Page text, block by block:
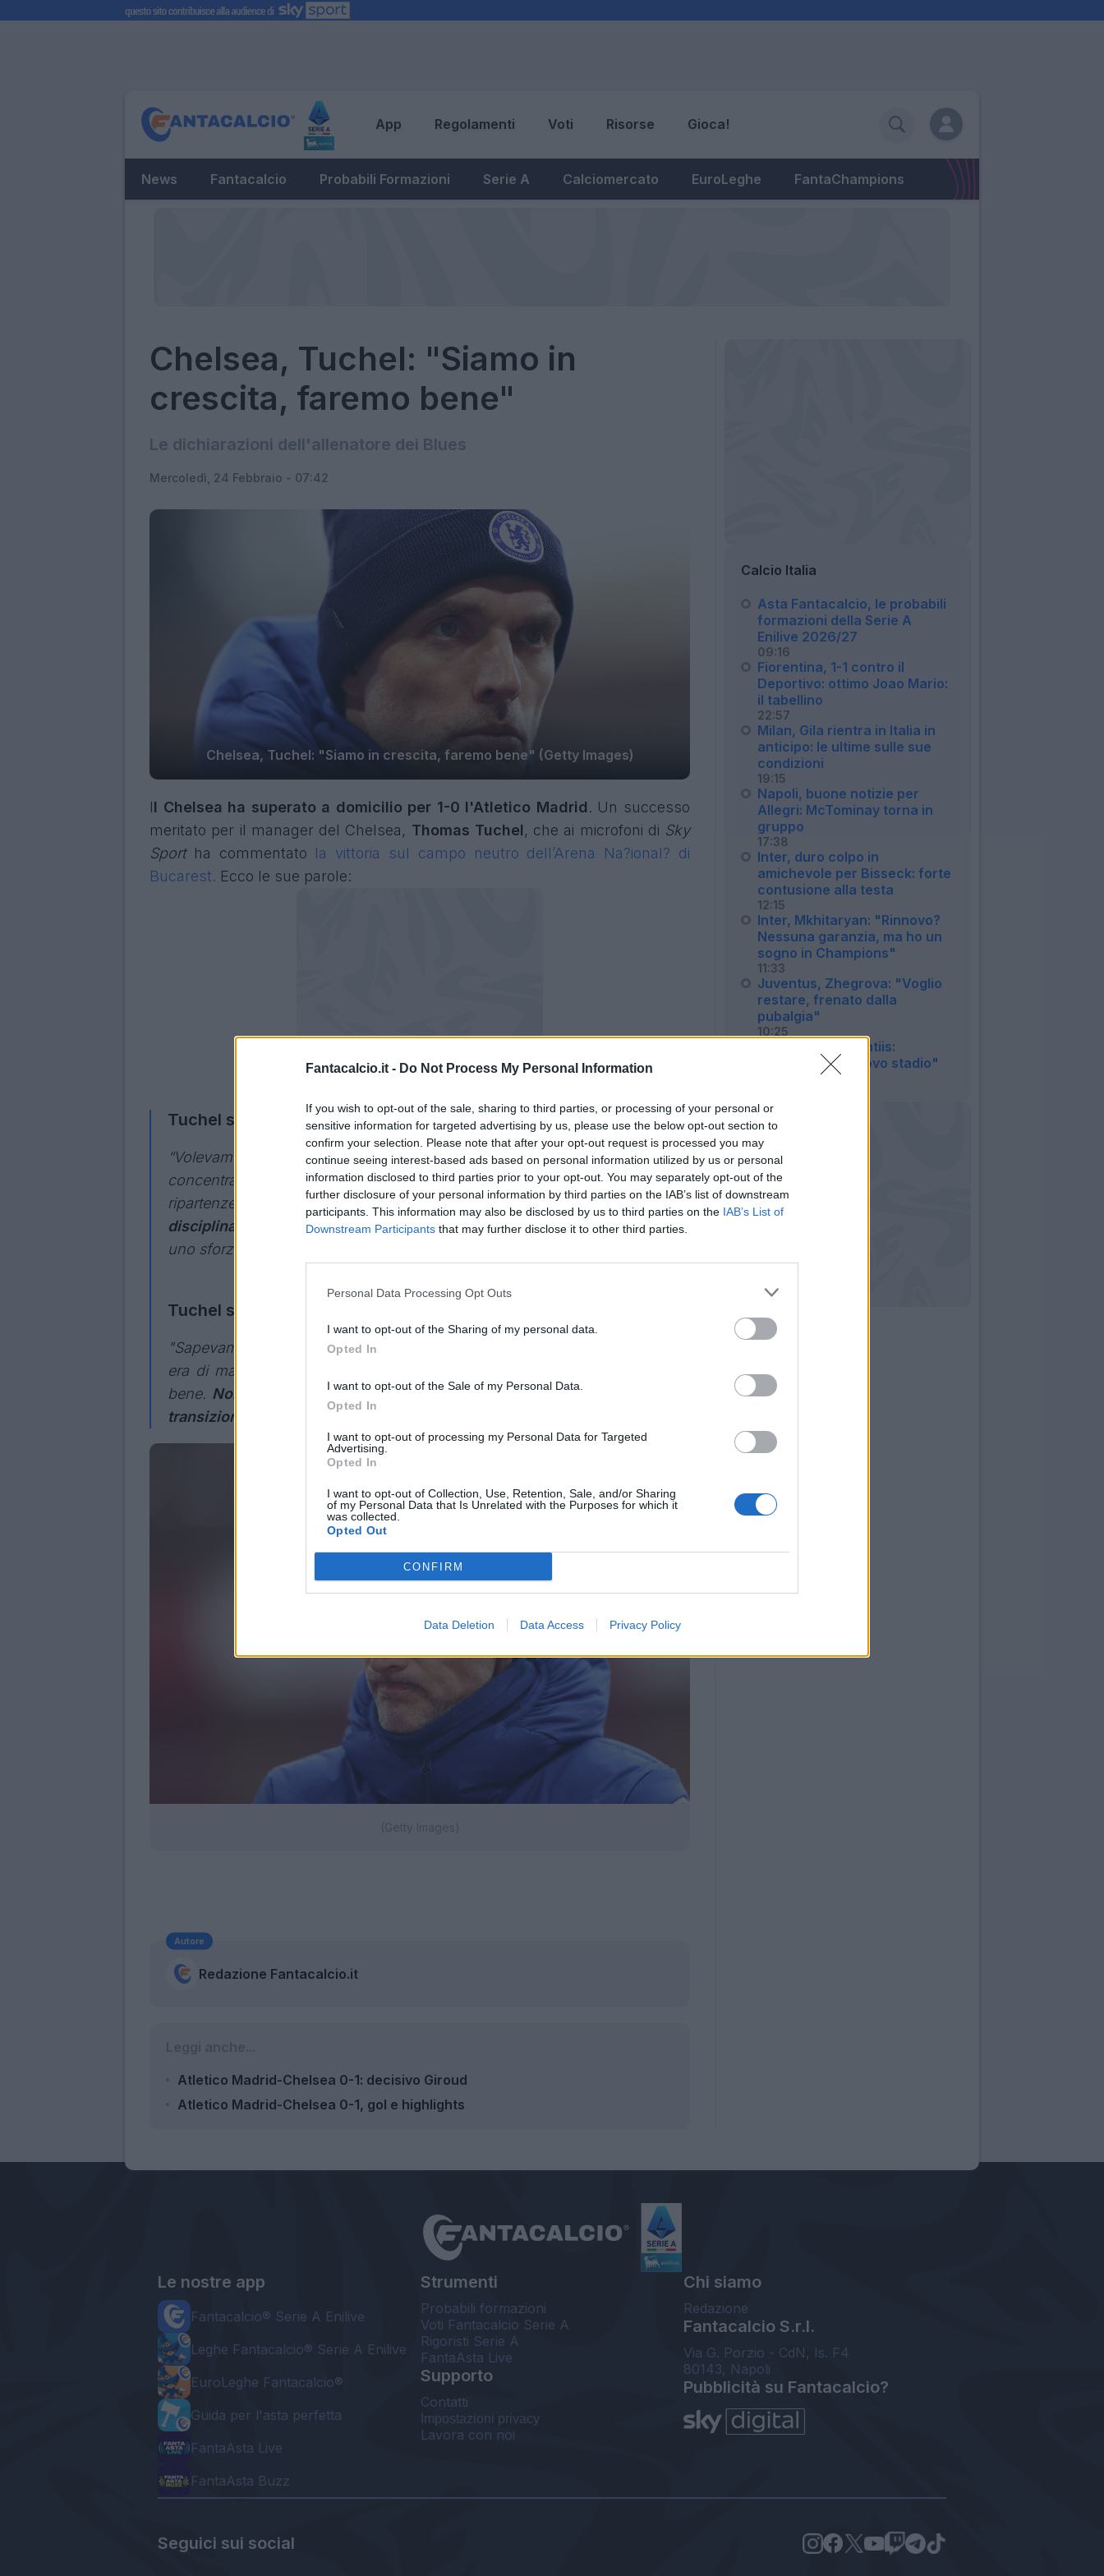
Fantacalcio.it - Do Not Process My Personal Information
If you wish to opt-out of the sale, sharing to third parties, or processing of your personal or
sensitive information for targeted advertising by us, please use the below opt-out section to
confirm your selection. Please note that after your opt-out request is processed you may
continue seeing interest-based ads based on personal information utilized by us or personal
information disclosed to third parties prior to your opt-out. You may separately opt-out of the
further disclosure of your personal information by third parties on the IAB’s list of downstream
participants. This information may also be disclosed by us to third parties on the IAB’s List of
Downstream Participants that may further disclose it to other third parties.
Personal Data Processing Opt Outs
I want to opt-out of the Sharing of my personal data.
Opted In
I want to opt-out of the Sale of my Personal Data.
Opted In
I want to opt-out of processing my Personal Data for Targeted
Advertising.
Opted In
I want to opt-out of Collection, Use, Retention, Sale, and/or Sharing
of my Personal Data that Is Unrelated with the Purposes for which it
was collected.
Opted Out
CONFIRM
Data Deletion Data Access Privacy Policy
App Regolamenti Voti Risorse Gioca!
News Fantacalcio Probabili Formazioni Serie A Calciomercato EuroLeghe FantaChampions
Chelsea, Tuchel: "Siamo in
crescita, faremo bene"
Le dichiarazioni dell'allenatore dei Blues
Mercoledì, 24 Febbraio - 07:42
Chelsea, Tuchel: "Siamo in crescita, faremo bene" (Getty Images)
Il Chelsea ha superato a domicilio per 1-0 l'Atletico Madrid. Un successo
meritato per il manager del Chelsea, Thomas Tuchel, che ai microfoni di Sky
Sportha commentato la vittoria sul campo neutro dell’Arena Na?ional? di
Bucarest. Ecco le sue parole:
Tuchel su Atletico Madrid-Chelsea
“Volevamo imporci nella metà campo avversaria, non perdere mai la
concentrazione, non fare errori banali ed essere sempre predisposti alle
ripartenze veloci per tutte le loro qualità.È stata una prestazione molto
disciplinata, con un meritato epilogo. Questo è il frutto del duro lavoro,
uno sforzo di squadra che rappresenta la base per una grande vittoria".
Tuchel sul Chelsea
"Sapevamo che erano pronti a soffrire con otto persone in area. L’intenzione
era di mantenere alta l’intensità. Questo è quello che abbiamo fatto molto
bene. Non li abbiamo mai lasciati respirare o lasciato loro campo per le
transizioni.
Questo risultato è un grande premio per noi”.
Autore
Redazione Fantacalcio.it
Atletico Madrid-Chelsea 0-1: decisivo Giroud
Atletico Madrid-Chelsea 0-1, gol e highlights
Calcio Italia
Asta Fantacalcio, le probabili
formazioni della Serie A
Enilive 2026/27
09:16
Fiorentina, 1-1 contro il
Deportivo: ottimo Joao Mario:
il tabellino
22:57
Milan, Gila rientra in Italia in
anticipo: le ultime sulle sue
condizioni
19:15
Napoli, buone notizie per
Allegri: McTominay torna in
gruppo
17:38
Inter, duro colpo in
amichevole per Bisseck: forte
contusione alla testa
12:15
Inter, Mkhitaryan: "Rinnovo?
Nessuna garanzia, ma ho un
sogno in Champions"
11:33
Juventus, Zhegrova: "Voglio
restare, frenato dalla
pubalgia"
10:25
Napoli, De Laurentiis:
"Vogliamo un nuovo stadio"
Le nostre app
Fantacalcio® Serie A Enilive
Leghe Fantacalcio® Serie A Enilive
EuroLeghe Fantacalcio®
Guida per l'asta perfetta
FantaAsta Live
FantaAsta Buzz
Strumenti
Probabili formazioni
Voti Fantacalcio Serie A
Rigoristi Serie A
FantaAsta Live
Supporto
Contatti
Impostazioni privacy
Lavora con noi
Chi siamo
Redazione
Fantacalcio S.r.l.
Via G. Porzio - CdN, Is. F4
80143, Napoli
Pubblicità su Fantacalcio?
Seguici sui social